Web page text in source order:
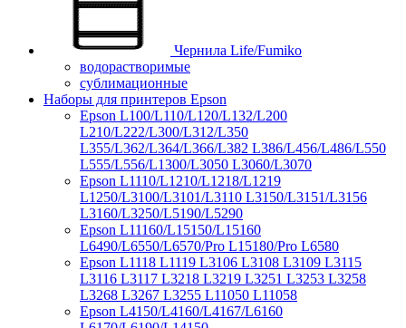
Чернила Life/Fumiko
водорастворимые
сублимационные
Наборы для принтеров Epson
Epson L100/L110/L120/L132/L200
L210/L222/L300/L312/L350
L355/L362/L364/L366/L382 L386/L456/L486/L550
L555/L556/L1300/L3050 L3060/L3070
Epson L1110/L1210/L1218/L1219
L1250/L3100/L3101/L3110 L3150/L3151/L3156
L3160/L3250/L5190/L5290
Epson L11160/L15150/L15160
L6490/L6550/L6570/Pro L15180/Pro L6580
Epson L1118 L1119 L3106 L3108 L3109 L3115
L3116 L3117 L3218 L3219 L3251 L3253 L3258
L3268 L3267 L3255 L11050 L11058
Epson L4150/L4160/L4167/L6160